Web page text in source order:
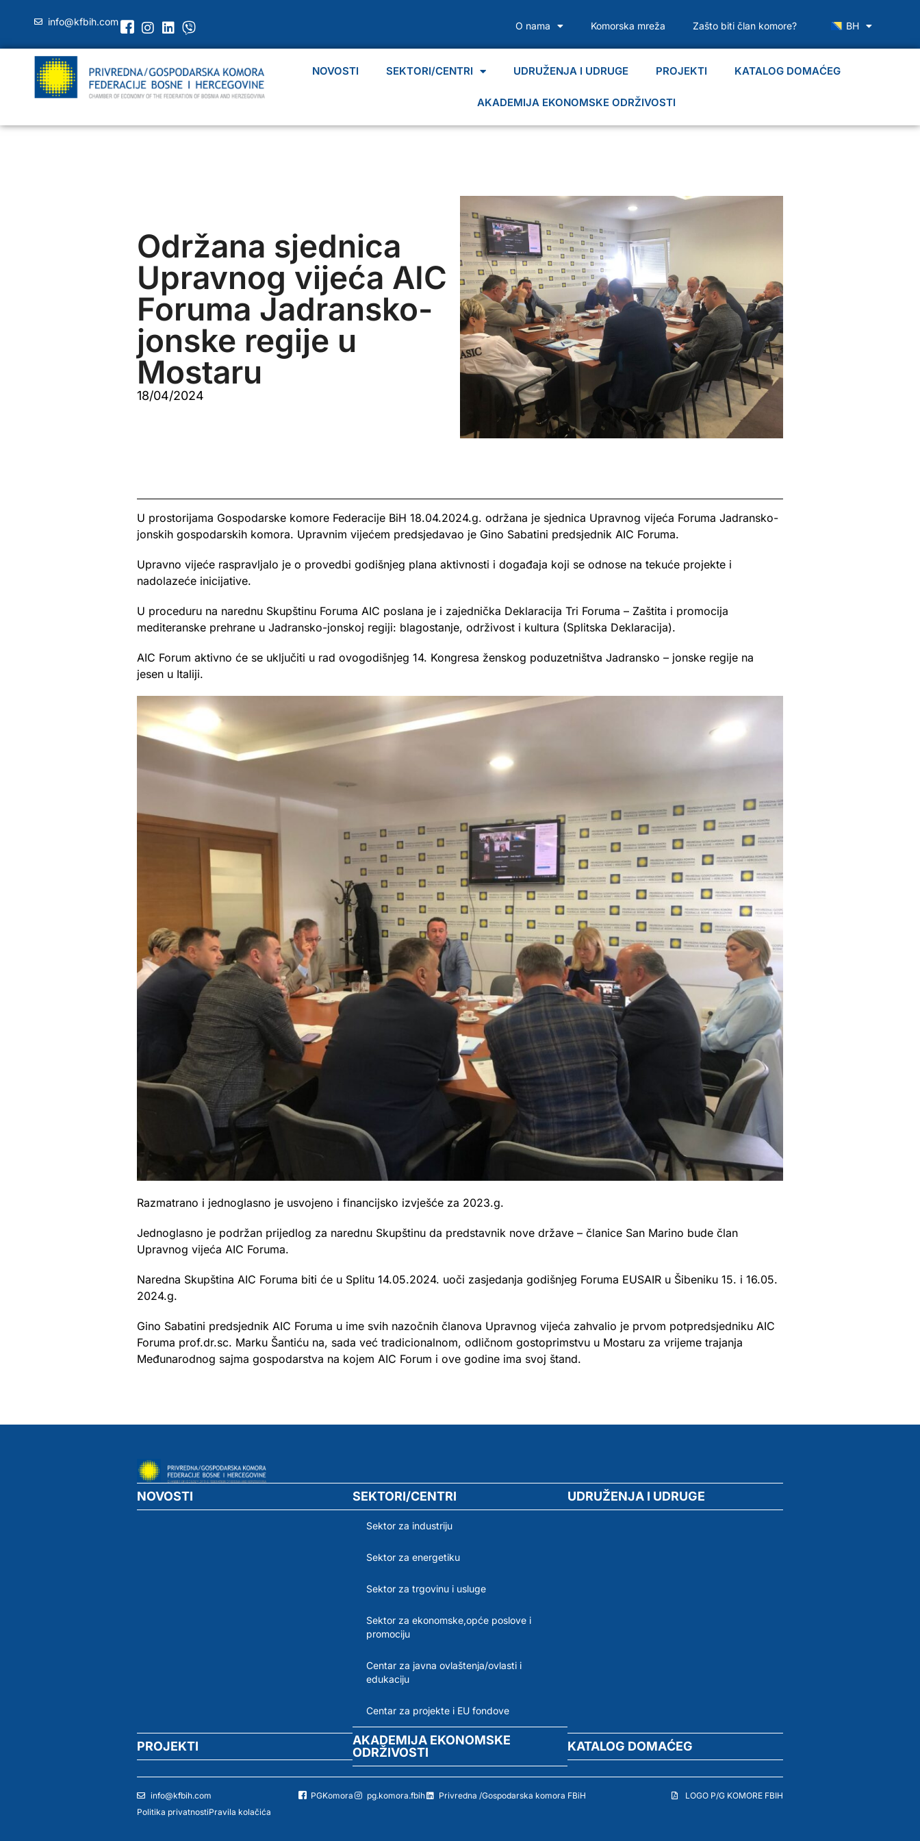
info@kfbih.com O nama Komorska mreža Zašto biti član komore? BH
NOVOSTI SEKTORI/CENTRI UDRUŽENJA I UDRUGE PROJEKTI KATALOG DOMAĆEG
AKADEMIJA EKONOMSKE ODRŽIVOSTI
Održana sjednica
Upravnog vijeća AIC
Foruma Jadransko-
jonske regije u
Mostaru
18/04/2024
U prostorijama Gospodarske komore Federacije BiH 18.04.2024.g. održana je sjednica Upravnog vijeća Foruma Jadransko-
jonskih gospodarskih komora. Upravnim vijećem predsjedavao je Gino Sabatini predsjednik AIC Foruma.
Upravno vijeće raspravljalo je o provedbi godišnjeg plana aktivnosti i događaja koji se odnose na tekuće projekte i
nadolazeće inicijative.
U proceduru na narednu Skupštinu Foruma AIC poslana je i zajednička Deklaracija Tri Foruma – Zaštita i promocija
mediteranske prehrane u Jadransko-jonskoj regiji: blagostanje, održivost i kultura (Splitska Deklaracija).
AIC Forum aktivno će se uključiti u rad ovogodišnjeg 14. Kongresa ženskog poduzetništva Jadransko – jonske regije na
jesen u Italiji.
Razmatrano i jednoglasno je usvojeno i financijsko izvješće za 2023.g.
Jednoglasno je podržan prijedlog za narednu Skupštinu da predstavnik nove države – članice San Marino bude član
Upravnog vijeća AIC Foruma.
Naredna Skupština AIC Foruma biti će u Splitu 14.05.2024. uoči zasjedanja godišnjeg Foruma EUSAIR u Šibeniku 15. i 16.05.
2024.g.
Gino Sabatini predsjednik AIC Foruma u ime svih nazočnih članova Upravnog vijeća zahvalio je prvom potpredsjedniku AIC
Foruma prof.dr.sc. Marku Šantiću na, sada već tradicionalnom, odličnom gostoprimstvu u Mostaru za vrijeme trajanja
Međunarodnog sajma gospodarstva na kojem AIC Forum i ove godine ima svoj štand.
NOVOSTI SEKTORI/CENTRI
Sektor za industriju
Sektor za energetiku
Sektor za trgovinu i usluge
Sektor za ekonomske,opće poslove i
promociju
Centar za javna ovlaštenja/ovlasti i
edukaciju
Centar za projekte i EU fondove
UDRUŽENJA I UDRUGE
PROJEKTI
AKADEMIJA EKONOMSKE
ODRŽIVOSTI
KATALOG DOMAĆEG
info@kfbih.com PGKomora pg.komora.fbih Privredna /Gospodarska komora FBiH
LOGO P/G KOMORE FBIH
Politika privatnostiPravila kolačića